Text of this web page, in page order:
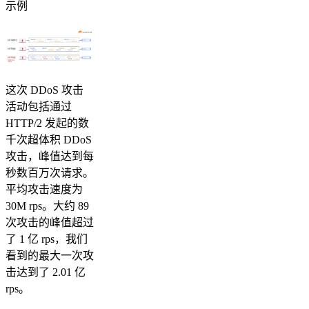
示例
这次 DDoS 攻击
活动包括通过
HTTP/2 发起的数
千次超体积 DDoS
攻击，峰值达到每
秒数百万次请求。
平均攻击速度为
30M rps。大约 89
次攻击的峰值超过
了 1 亿 rps，我们
看到的最大一次攻
击达到了 2.01 亿
rps。